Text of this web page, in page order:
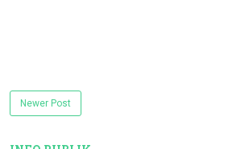
Newer Post